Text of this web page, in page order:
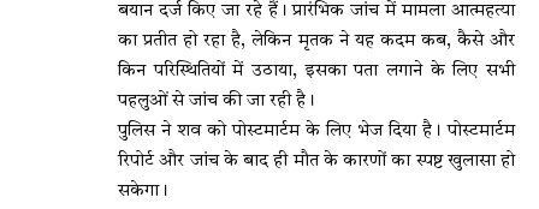
बयान दर्ज किए जा रहे हैं। प्रारंभिक जांच में मामला आत्महत्या
का प्रतीत हो रहा है, लेकिन मृतक ने यह कदम कब, कैसे और
किन परिस्थितियों में उठाया, इसका पता लगाने के लिए सभी
पहलुओं से जांच की जा रही है।
पुलिस ने शव को पोस्टमार्टम के लिए भेज दिया है। पोस्टमार्टम
रिपोर्ट और जांच के बाद ही मौत के कारणों का स्पष्ट खुलासा हो
सकेगा।